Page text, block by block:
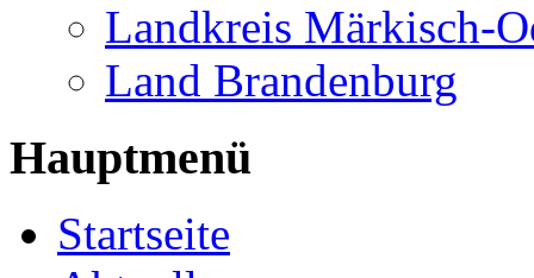
Landkreis Märkisch-
Land Brandenburg
Hauptmenü
Startseite